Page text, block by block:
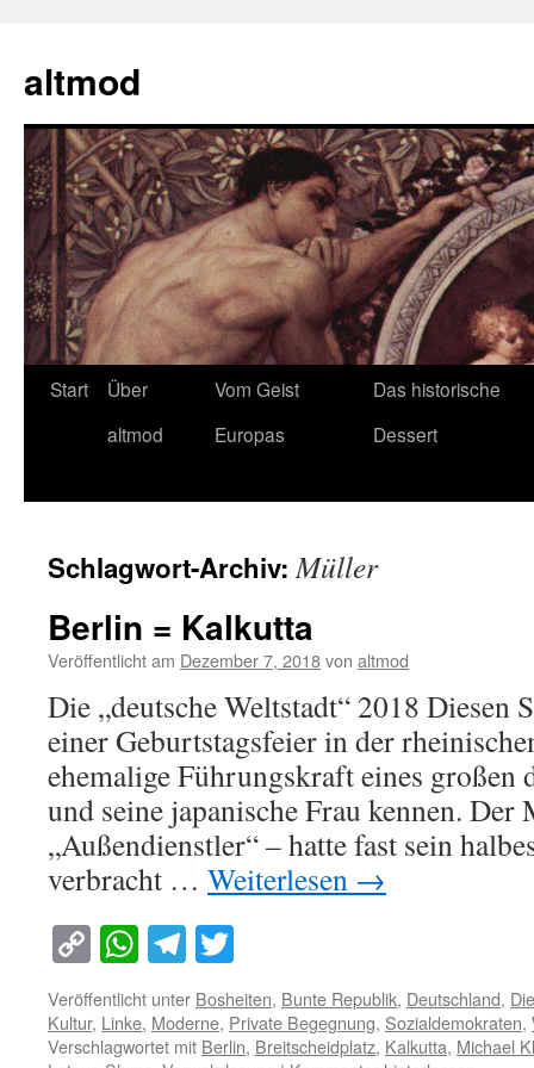
springen
altmod
Start
Über
altmod
Vom Geist
Europas
Das historische
Dessert
Schlagwort-Archiv:Müller
Berlin = Kalkutta
Veröffentlicht am Dezember 7, 2018von altmod
Die „deutsche Weltstadt“ 2018 Diesen
einer Geburtstagsfeier in der
ehemalige Führungskraft eines großen
und seine japanische Frau kennen. Der
„Außendienstler“ – hatte fast sein
verbracht … Weiterlesen →
Copy
Link
WhatsApp
Telegram
Veröffentlicht unter Bosheiten, Bunte Republik, Deutschland,
Kultur, Linke, Moderne, Private Begegnung, Sozialdemokraten,
Verschlagwortet mit Berlin, Breitscheidplatz, Kalkutta, Michael